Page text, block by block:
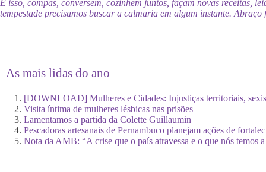
É isso, compas, conversem, cozinhem juntos, façam novas receitas,
tempestade precisamos buscar a calmaria em algum instante.
As mais lidas do ano
[DOWNLOAD] Mulheres e Cidades: Injustiças territoriais,
Visita íntima de mulheres lésbicas nas prisões
Lamentamos a partida da Colette Guillaumin
Pescadoras artesanais de Pernambuco planejam ações de
Nota da AMB: “A crise que o país atravessa e o que nós temos